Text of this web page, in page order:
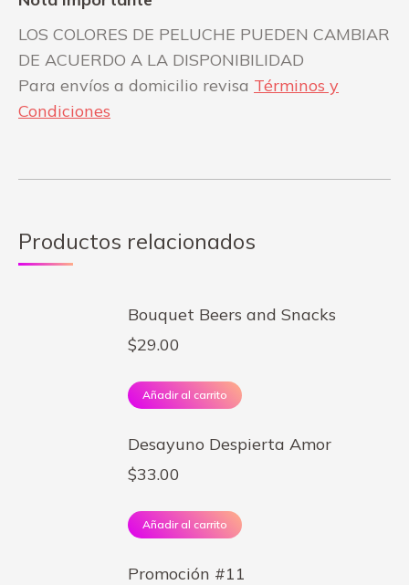
LOS COLORES DE PELUCHE PUEDEN CAMBIAR
DE ACUERDO A LA DISPONIBILIDAD
Para envíos a domicilio revisa Términos y
Condiciones
Productos relacionados
Bouquet Beers and Snacks
$29.00
Añadir al carrito
Desayuno Despierta Amor
$33.00
Añadir al carrito
Promoción #11